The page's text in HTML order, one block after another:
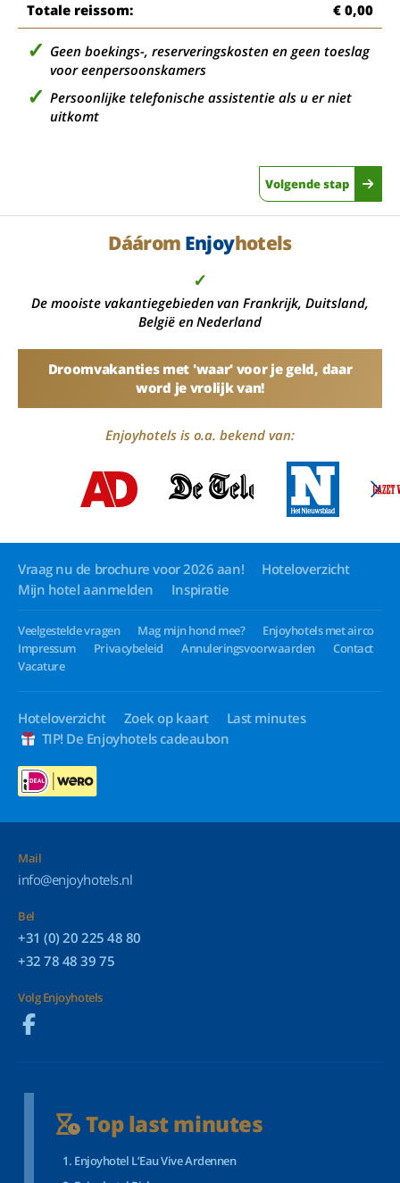
Totale reissom: € 0,00
Geen boekings-, reserveringskosten en geen toeslag
voor eenpersoonskamers
Persoonlijke telefonische assistentie als u er niet
uitkomt
Volgende stap
Dáárom Enjoyhotels
✓
De mooiste vakantiegebieden van Frankrijk, Duitsland,
België en Nederland
Droomvakanties met 'waar' voor je geld, daar
word je vrolijk van!
Enjoyhotels is o.a. bekend van:
Vraag nu de brochure voor 2026 aan!
Hoteloverzicht
Mijn hotel aanmelden
Inspiratie
Veelgestelde vragen Mag mijn hond mee?
Enjoyhotels met airco
Impressum
Privacybeleid Annuleringsvoorwaarden
Contact
Vacature
Hoteloverzicht Zoek op kaart
Last minutes
TIP! De Enjoyhotels cadeaubon
Mail
info@enjoyhotels.nl
Bel
+31 (0) 20 225 48 80
+32 78 48 39 75
Volg Enjoyhotels
Top last minutes
Enjoyhotel L’Eau Vive Ardennen